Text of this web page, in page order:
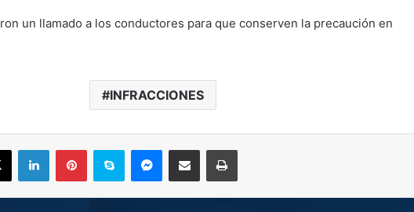
un llamado a los conductores para que conserven la precaución en
INFRACCIONES
X LinkedInPinterestSkype MessengerCompartir por correo electrónicoImprimir